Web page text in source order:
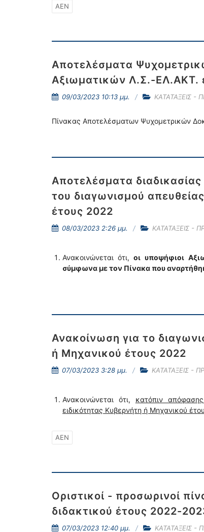
ΑΕΝ
Αποτελέσματα
Αξιωματικών Λ.Σ.-ΕΛ.ΑΚΤ.
09/03/2023 10:13 μμ. ΚΑΤΑΤΑΞΕΙΣ -
Πίνακας Αποτελέσματων Ψυχομετρικών
Αποτελέσματα
του διαγωνισμού
έτους 2022
08/03/2023 2:26 μμ. ΚΑΤΑΤΑΞΕΙΣ -
Ανακοινώνεται ότι,οι υποψήφιοι
σύμφωνα με τον Πίνακα που
Ανακοίνωση για το
ή Μηχανικού έτους 2022
07/03/2023 3:28 μμ. ΚΑΤΑΤΑΞΕΙΣ -
Ανακοινώνεται ότι, κατόπιν
ειδικότητας Κυβερνήτη ή Μηχανικού
ΑΕΝ
Οριστικοί - προσωρινοί
διδακτικού έτους 2022-
07/03/2023 12:40 μμ. ΚΑΤΑΤΑΞΕΙΣ -